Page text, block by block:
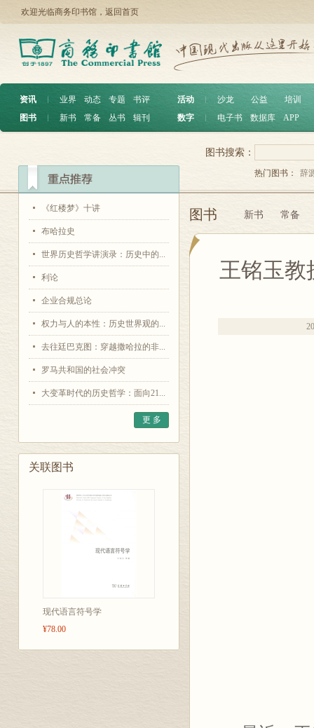
欢迎光临商务印书馆， 返回首页
资讯 ︱ 业界 动态 专题
书评
图书
︱ 新书 常备 丛书 辑刊
活动 沙龙 公益
培训
数字
电子书 数据库 APP
《红楼梦》十讲
布哈拉史
世界历史哲学讲演录：历史中的...
利论
企业合规总论
权力与人的本性：历史世界观的...
去往廷巴克图：穿越撒哈拉的非...
罗马共和国的社会冲突
大变革时代的历史哲学：面向21...
更 多
关联图书
现代语言符号学
¥78.00
图书搜索：
热门图书： 辞
图书 新书 常备
王铭玉教